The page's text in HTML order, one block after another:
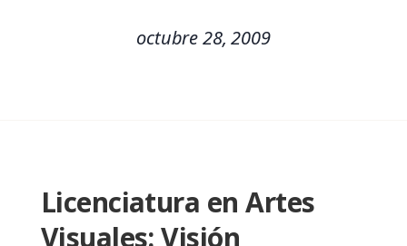
octubre 28, 2009
Licenciatura en Artes
Visuales: Visión